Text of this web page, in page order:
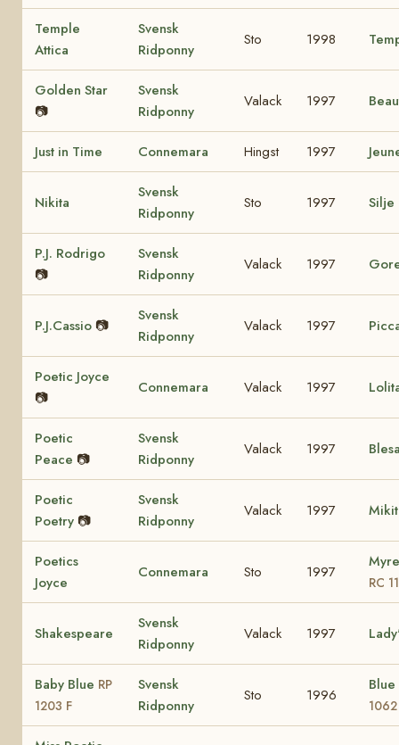
Temple
Attica
Svensk
Ridponny
Sto 1998
Golden Star
📷
Svensk
Ridponny
Valack 1997
Just in Time Connemara Hingst 1997
Nikita
Svensk
Ridponny
Sto 1997 Silje
P.J. Rodrigo
📷
Svensk
Ridponny
Valack 1997
P.J.Cassio 📷
Svensk
Ridponny
Valack 1997
Poetic Joyce
📷
Connemara Valack 1997
Poetic
Peace 📷
Svensk
Ridponny
Valack 1997
Poetic
Poetry 📷
Svensk
Ridponny
Valack 1997
Poetics
Joyce
Connemara Sto 1997
RC
Shakespeare
Svensk
Ridponny
Valack 1997
Baby Blue RP
1203 F
Svensk
Ridponny
Sto 1996
1062